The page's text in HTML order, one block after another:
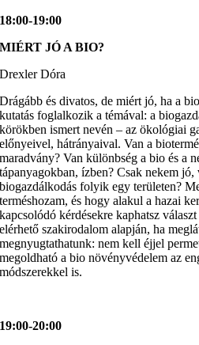
18:00-19:00
MIÉRT JÓ A BIO?
Drexler Dóra
Drágább és divatos, de miért jó, ha a
kutatás foglalkozik a témával: a
körökben ismert nevén – az ökológiai
előnyeivel, hátrányaival. Van a
maradvány? Van különbség a bio és a
tápanyagokban, ízben? Csak nekem
biogazdálkodás folyik egy területen?
terméshozam, és hogy alakul a hazai
kapcsolódó kérdésekre kaphatsz
elérhető szakirodalom alapján, ha
megnyugtathatunk: nem kell éjjel
megoldható a bio növényvédelem az
módszerekkel is.
19:00-20:00